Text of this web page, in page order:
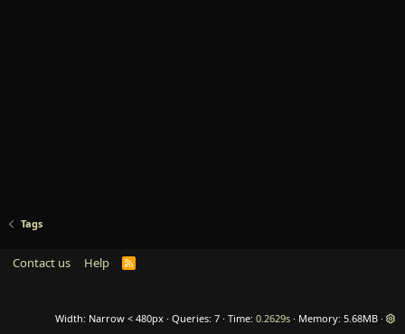
Tags
Contact us Help
R
Width Queries 7 Time 0.2629s Memory 5.68MB